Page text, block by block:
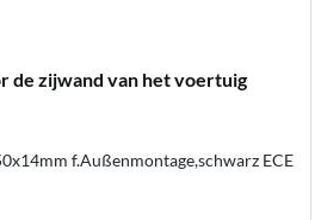
de zijwand van het voertuig
f.Außenmontage,schwarz ECE